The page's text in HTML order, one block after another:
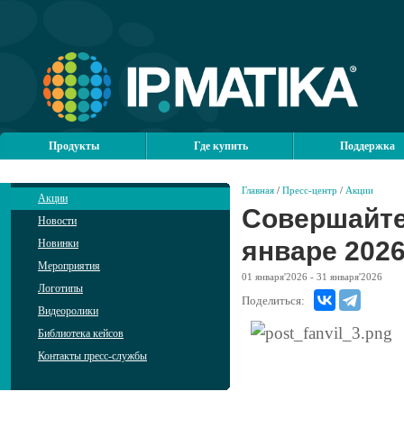
Продукты Где купить Поддержка
Акции
Новости
Новинки
Мероприятия
Логотипы
Видеоролики
Библиотека кейсов
Контакты пресс-службы
Главная / Пресс-центр / Акции
январе
01 января'2026 - 31 января'2026
Поделиться: